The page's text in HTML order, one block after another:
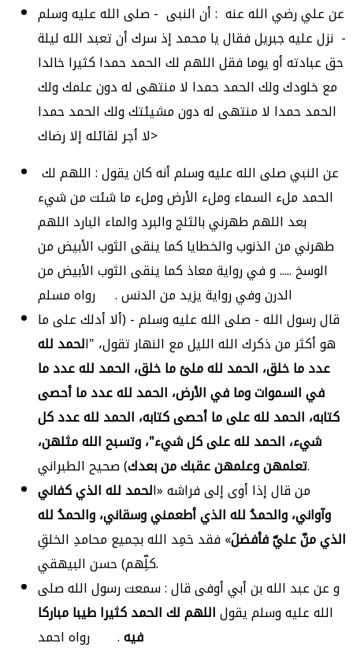
عن علي رضي الله عنه : أن النبى - صلى الله عليه وسلم
- نزل عليه جبريل فقال يا محمد إذ سرك أن تعبد الله ليلة
حق عبادته أو يوما فقل اللهم لك الحمد حمدا كثيرا خالدا
مع خلودك ولك الحمد حمدا لا منتهى له دون علمك ولك
الحمد حمدا لا منتهى له دون مشيئتك ولك الحمد حمدا
لا أجر لقائله إلا رضاك>
الحمد ملء السماء وملء الأرض وملء ما شئت من شيء
بعد اللهم طهرني بالثلج والبرد والماء البارد اللهم
طهرني من الذنوب والخطايا كما ينقى الثوب الأبيض من
الوسخ ..... و في رواية معاذ كما ينقى الثوب الأبيض من
الدرن وفي رواية يزيد من الدنس . رواه مسلم
قال رسول الله - صلى الله عليه وسلم - (ألا أدلك على ما
هو أكثر من ذكرك الله الليل مع النهار تقول، "الحمد لله
عدد ما خلق، الحمد لله ملئ ما خلق، الحمد لله عدد ما
في السموات وما في الأرض، الحمد لله عدد ما أحصى
كتابه، الحمد لله على ما أحصى كتابه، الحمد لله عدد كل
شيء، الحمد لله على كل شيء"، وتسبح الله مثلهن،
تعلمهن وعلمهن عقبك من بعدك) صحيح الطبراني.
من قال إذا أوى إلى فراشه «الحمد لله الذي كفاني
وآواني، والحمدُ لله الذي أطعمني وسقاني، والحمدُ لله
الذي منّ عليَّ فأفضلَ» فقد حَمِد الله بجميع محامدِ الخلقِ
كلِّهم) حسن البيهقي.
و عن عبد الله بن أبي أوفى قال : سمعت رسول الله صلى
الله عليه وسلم يقولاللهم لك الحمد كثيرا طيبا مباركا
فيه